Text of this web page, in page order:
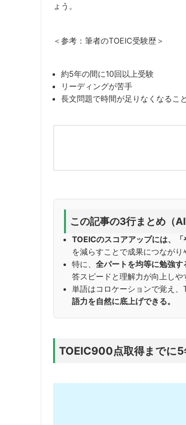
ょう。
＜参考：筆者のTOEIC受験歴＞
約5年の間に10回以上受験
リーディングが苦手
長文問題で時間が足りなくなるこ
この記事の3行まとめ（AI
TOEICのスコアアップには、
を減らすことで成果につながり
特に、 全パートを均等に勉強
答スピードと理解力が向上しや
単語はコロケーションで覚え、
語力を自然に底上げできる。
TOEIC900点取得までに5